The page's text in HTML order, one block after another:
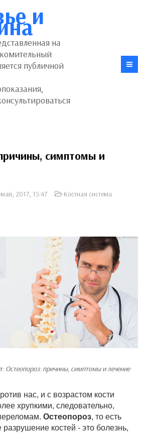
и
на
публичной
симптомы и
2017, 15:47
Костная система
Остеопороз: причины, симптомы и лечение
нас, и с возрастом кости
хрупкими, следовательно,
Остеопороз, то есть
костей - это болезнь,